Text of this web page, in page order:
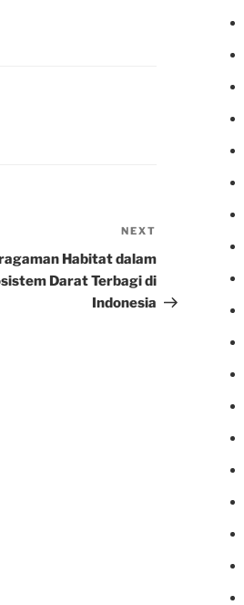
Post
NEXT
Habitat dalam
Darat Terbagi di
Indonesia